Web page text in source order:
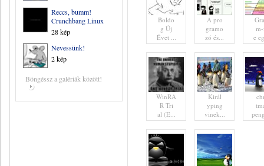
Reccs, bumm!
Crunchbang Linux
28 kép
Nevessünk!
2 kép
Böngéssz a galériák között!
Boldo
g Új
Évet ...
A pro
gramo
zó és...
e
WinRA
R Tri
al (E...
Királ
yping
vinek...